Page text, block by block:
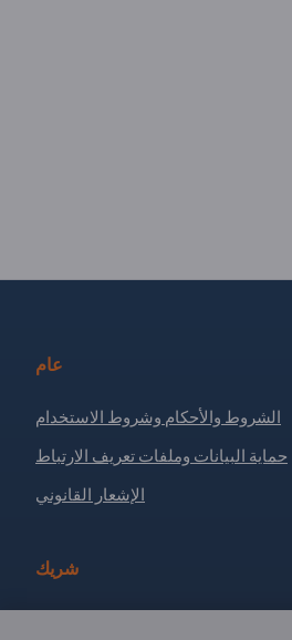
عام
الشروط والأحكام وشروط الاستخدام
حماية البيانات وملفات تعريف الارتباط
الإشعار القانوني
شريك